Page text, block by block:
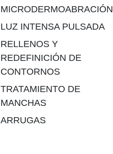
MICRODERMOABRACIÓN
LUZ INTENSA PULSADA
RELLENOS Y
REDEFINICIÓN DE
CONTORNOS
TRATAMIENTO DE
MANCHAS
ARRUGAS